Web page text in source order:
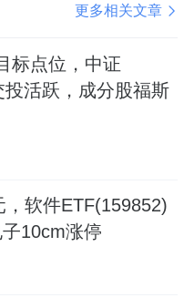
更多相关文章
标点位，中证
活跃，成分股福斯
，软件ETF(159852)
10cm涨停